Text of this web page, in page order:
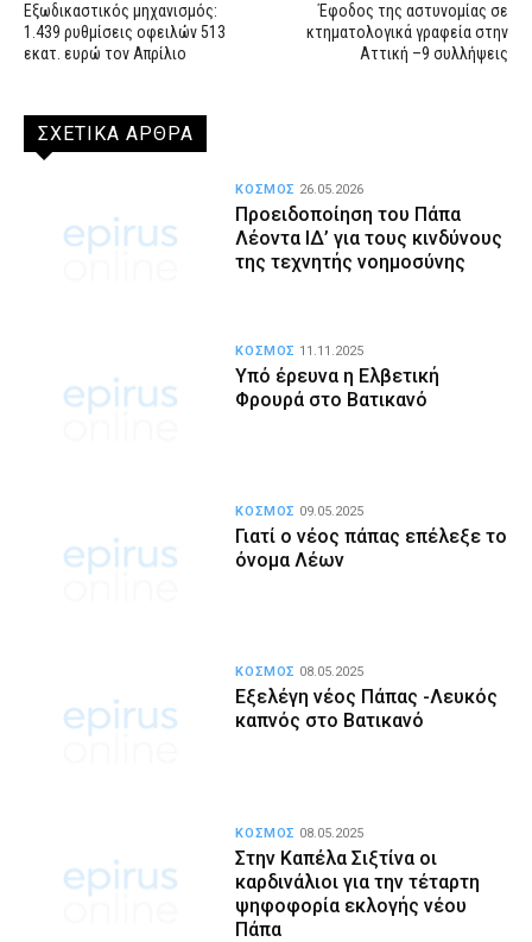
Εξωδικαστικός μηχανισμός:
1.439 ρυθμίσεις οφειλών 513
εκατ. ευρώ τον Απρίλιο
Έφοδος της αστυνομίας σε
κτηματολογικά γραφεία στην
Αττική –9 συλλήψεις
ΣΧΕΤΙΚΑ ΑΡΘΡΑ
Προειδοποίηση του Πάπα
Λέοντα ΙΔ’ για τους κινδύνους
της τεχνητής νοημοσύνης
ΚΟΣΜΟΣ 26.05.2026
Υπό έρευνα η Ελβετική
Φρουρά στο Βατικανό
ΚΟΣΜΟΣ 11.11.2025
Γιατί ο νέος πάπας επέλεξε το
όνομα Λέων
ΚΟΣΜΟΣ 09.05.2025
Εξελέγη νέος Πάπας -Λευκός
καπνός στο Βατικανό
ΚΟΣΜΟΣ 08.05.2025
Στην Καπέλα Σιξτίνα οι
καρδινάλιοι για την τέταρτη
ψηφοφορία εκλογής νέου
Πάπα
ΚΟΣΜΟΣ 08.05.2025